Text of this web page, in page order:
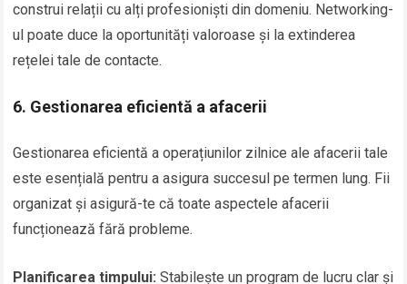
construi relații cu alți profesioniști din domeniu. Networking-
ul poate duce la oportunități valoroase și la extinderea
rețelei tale de contacte.
6. Gestionarea eficientă a afacerii
Gestionarea eficientă a operațiunilor zilnice ale afacerii tale
este esențială pentru a asigura succesul pe termen lung. Fii
organizat și asigură-te că toate aspectele afacerii
funcționează fără probleme.
Planificarea timpului: Stabilește un program de lucru clar și